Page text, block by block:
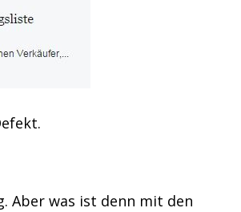
Aber was ist denn mit den